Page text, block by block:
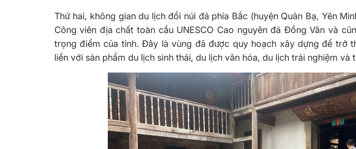
Thứ hai, không gian du lịch đồi núi đá phía Bắc (huyện Quản Bạ, Yên
Công viên địa chất toàn cầu UNESCO Cao nguyên đá Đồng Văn và
trọng điểm của tỉnh. Đây là vùng đã được quy hoạch xây dựng để trở
liền với sản phẩm du lịch sinh thái, du lịch văn hóa, du lịch trải nghiệm và